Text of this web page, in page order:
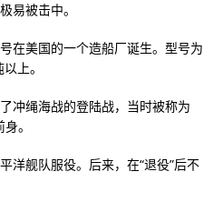
易被击中。
在美国的一个造船厂诞生。型号为
上。
冲绳海战的登陆战，当时被称为
。
洋舰队服役。后来，在“退役”后不